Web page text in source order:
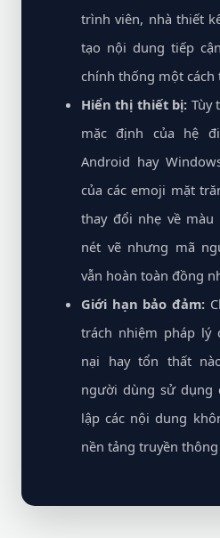
trình viên, nhà thiết
tạo nội dung tiếp
chính thống một cách
Hiển thị thiết bị: Tùy
mặc định của hệ
Android hay
của các emoji mặt
thay đổi nhẹ về màu
nét vẽ nhưng mã
vẫn hoàn toàn đồng
Giới hạn bảo đảm:
trách nhiệm pháp lý
nại hay tổn thất
người dùng sử dụng
lập các nội dung
nền tảng truyền